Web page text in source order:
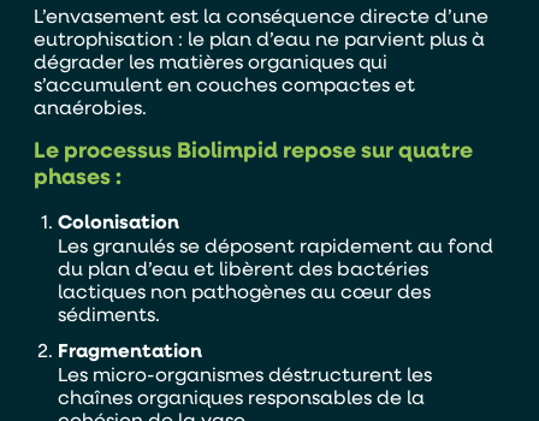
Je souhaite être contacter par :
Téléphone
Alternative:
L’envasement est la conséquence directe d’une
eutrophisation : le plan d’eau ne parvient plus à
dégrader les matières organiques qui
s’accumulent en couches compactes et
anaérobies.
Le processus Biolimpid repose sur quatre
phases :
Colonisation
Les granulés se déposent rapidement au fond
du plan d’eau et libèrent des bactéries
lactiques non pathogènes au cœur des
sédiments.
Fragmentation
Les micro-organismes déstructurent les
chaînes organiques responsables de la